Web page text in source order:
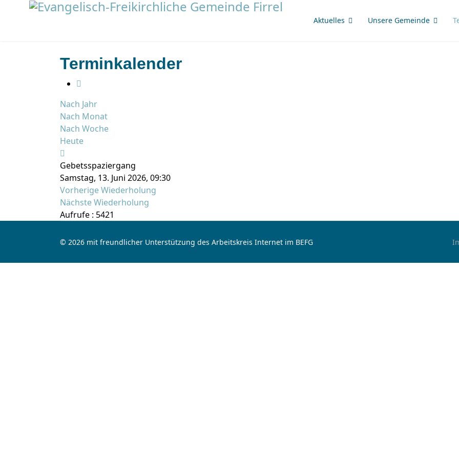
Aktuelles Unsere Gemeinde
Terminkalender
Nach Jahr
Nach Monat
Nach Woche
Heute
Gebetsspaziergang
Samstag, 13. Juni 2026, 09:30
Vorherige Wiederholung
Nächste Wiederholung
Aufrufe : 5421
© 2026 mit freundlicher Unterstützung des Arbeitskreis Internet im BEFG